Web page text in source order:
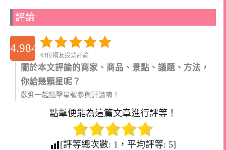
評論
4.984126984127
63位網友投票評論
關於本文評論的商家、商品、景點、議題、方法，
你給幾顆星呢？
歡迎一起點擊星號參與評論唷！
點擊便能為這篇文章進行評等！
[評等總次數: 1 ，平均評等: 5]